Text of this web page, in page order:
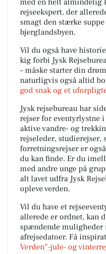
med en helt almindelig
rejseekspert, der
smagt den stærke
bjerglandsbyen.
Vil du også have
kig forbi Jysk
– måske starter din
naturligvis også altid
god snak og et
Jysk rejsebureau har
rejser for eventyrlystne
aktive vandre- og
rejseleder, studierejser,
forretningsrejser er
du kan finde. Er du
med andre unge på
alt lavet udfra Jysk
opleve verden.
Vil du have et
allerede er ordnet, kan
spændende muligheder
afrejsedatoer. Få
Verden”-jule- og